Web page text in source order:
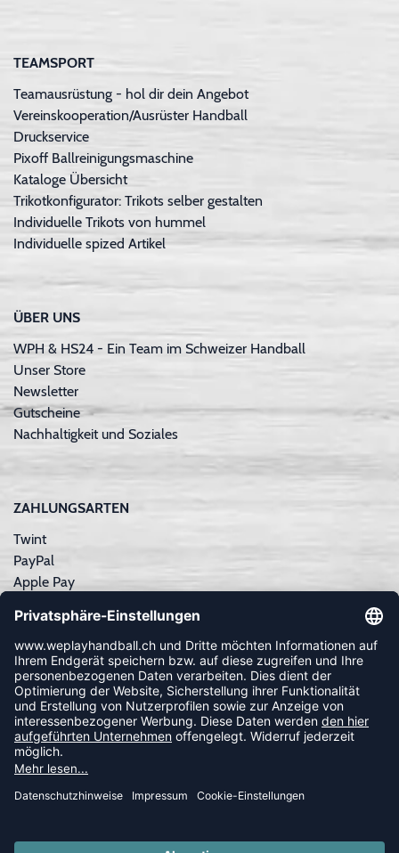
TEAMSPORT
Teamausrüstung - hol dir dein Angebot
Vereinskooperation/Ausrüster Handball
Druckservice
Pixoff Ballreinigungsmaschine
Kataloge Übersicht
Trikotkonfigurator: Trikots selber gestalten
Individuelle Trikots von hummel
Individuelle spized Artikel
ÜBER UNS
WPH & HS24 - Ein Team im Schweizer Handball
Unser Store
Newsletter
Gutscheine
Nachhaltigkeit und Soziales
ZAHLUNGSARTEN
Twint
PayPal
Apple Pay
Kreditkarte
Rechnungskauf
NEWSLETTER
FOLLOW US